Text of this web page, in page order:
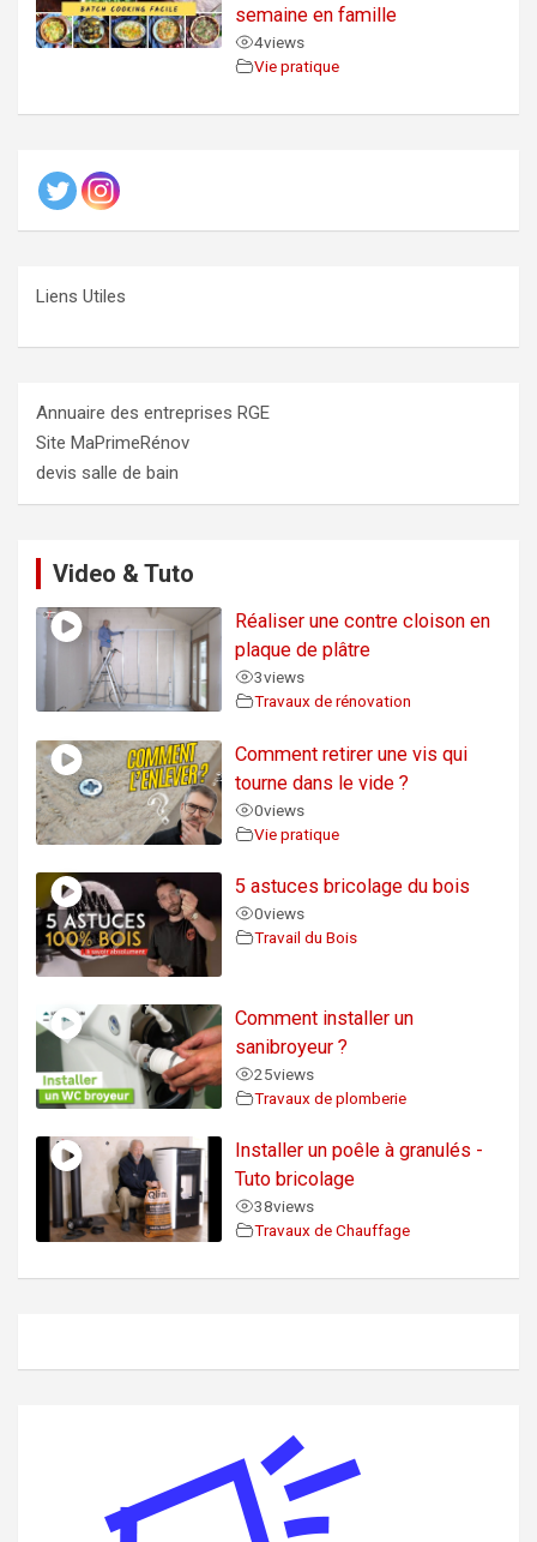
semaine en famille
4views
Vie pratique
Liens Utiles
Annuaire des entreprises RGE
Site MaPrimeRénov
devis salle de bain
Video & Tuto
Réaliser une contre cloison en
plaque de plâtre
3views
Travaux de rénovation
Comment retirer une vis qui
tourne dans le vide ?
0views
Vie pratique
5 astuces bricolage du bois
0views
Travail du Bois
Comment installer un
sanibroyeur ?
25views
Travaux de plomberie
Installer un poêle à granulés -
Tuto bricolage
38views
Travaux de Chauffage